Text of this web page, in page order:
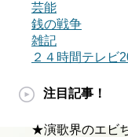
芸能
銭の戦争
雑記
２４時間テレビ
注目記事！
★演歌界のエビ